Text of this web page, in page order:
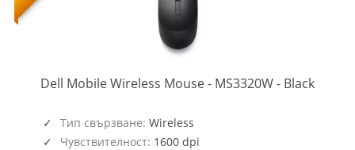
Dell Mobile Wireless Mouse - MS3320W - Black570-
Тип свързване: Wireless
Чувствителност: 1600 dpi